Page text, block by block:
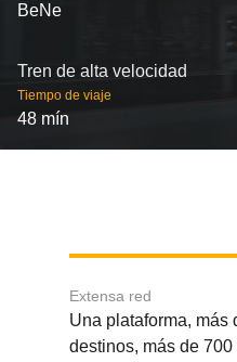
BeNe
Tren de alta velocidad
Tiempo de viaje
48 mín
Extensa red
Una plataforma, más
destinos, más de 700